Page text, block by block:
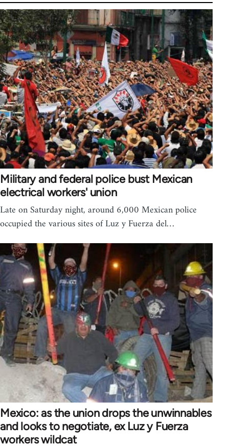
Military and federal police bust Mexican
electrical workers' union
Late on Saturday night, around 6,000 Mexican police
occupied the various sites of Luz y Fuerza del…
Mexico: as the union drops the unwinnables
and looks to negotiate, ex Luz y Fuerza
workers wildcat